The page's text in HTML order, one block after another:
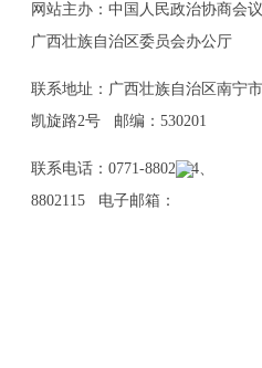
网站主办：中国人民政治协商会议
广西壮族自治区委员会办公厅
联系地址：广西壮族自治区南宁市
凯旋路2号 邮编：530201
联系电话：0771-8802114、
8802115 电子邮箱：